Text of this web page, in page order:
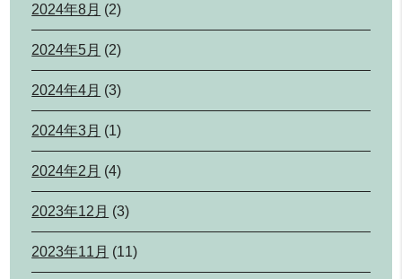
2024年8月 (2)
2024年5月 (2)
2024年4月 (3)
2024年3月 (1)
2024年2月 (4)
2023年12月 (3)
2023年11月 (11)